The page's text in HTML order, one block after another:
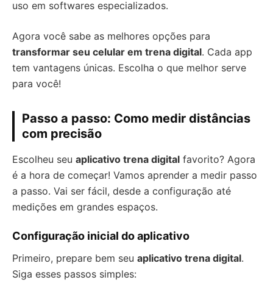
uso em softwares especializados.
Agora você sabe as melhores opções para
transformar seu celular em trena digital. Cada app
tem vantagens únicas. Escolha o que melhor serve
para você!
Passo a passo: Como medir distâncias
com precisão
Escolheu seu aplicativo trena digital favorito? Agora
é a hora de começar! Vamos aprender a medir passo
a passo. Vai ser fácil, desde a configuração até
medições em grandes espaços.
Configuração inicial do aplicativo
Primeiro, prepare bem seu aplicativo trena digital.
Siga esses passos simples: